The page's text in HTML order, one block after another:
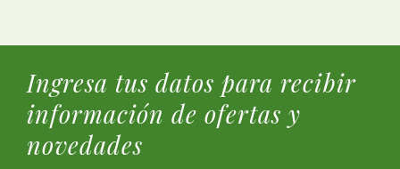
Ingresa tus datos para recibir
información de ofertas y
novedades